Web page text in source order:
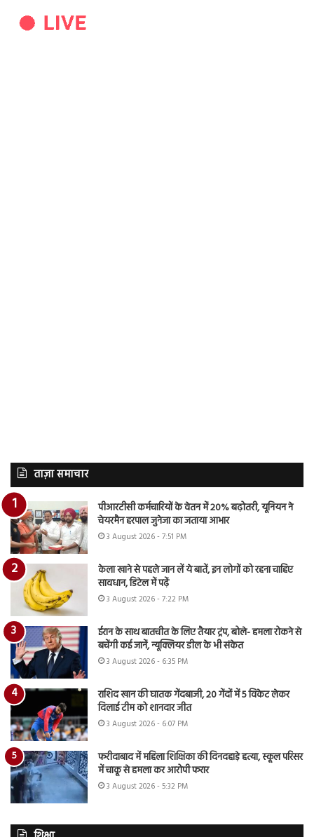
ताज़ा समाचार
पीआरटीसी कर्मचारियों के वेतन में 20% बढ़ोतरी, यूनियन ने
चेयरमैन हरपाल जुनेजा का जताया आभार
3 August 2026 - 7:51 PM
केला खाने से पहले जान लें ये बातें, इन लोगों को रहना चाहिए
सावधान, डिटेल में पढ़ें
3 August 2026 - 7:22 PM
ईरान के साथ बातचीत के लिए तैयार ट्रंप, बोले- हमला रोकने से
बचेंगी कई जानें, न्यूक्लियर डील के भी संकेत
3 August 2026 - 6:35 PM
राशिद खान की घातक गेंदबाजी, 20 गेंदों में 5 विकेट लेकर
दिलाई टीम को शानदार जीत
3 August 2026 - 6:07 PM
फरीदाबाद में महिला शिक्षिका की दिनदहाड़े हत्या, स्कूल परिसर
में चाकू से हमला कर आरोपी फरार
3 August 2026 - 5:32 PM